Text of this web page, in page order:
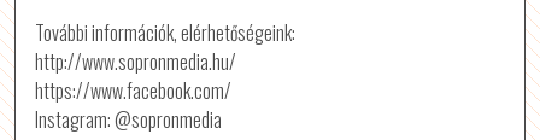
További információk, elérhetőségeink:
http://www.sopronmedia.hu/
https://www.facebook.com/
Instagram: @sopronmedia